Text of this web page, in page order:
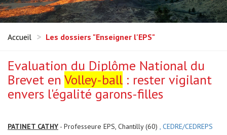
Accueil Les dossiers "Enseigner l'EPS"
Evaluation du Diplôme National du
Brevet en Volley-ball : rester vigilant
envers l'égalité garons-filles
PATINET CATHY - Professeure EPS, Chantilly (60) , CEDRE/CEDREPS